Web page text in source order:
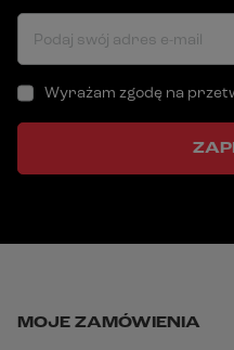
Podaj swój adres e-mail
Wyrażam zgodę na
MOJE ZAMÓWIENIA